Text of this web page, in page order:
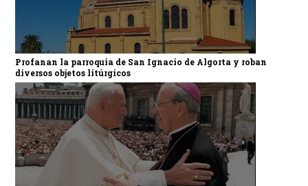
Profanan la parroquia de San Ignacio de Algorta y roban
diversos objetos litúrgicos